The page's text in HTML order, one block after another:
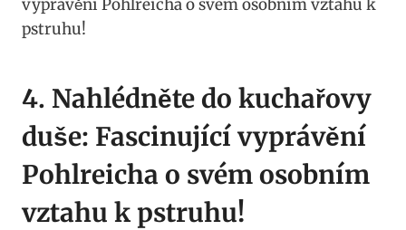
4. Nahlédněte do kuchařovy
duše: Fascinující⁢ vyprávění‍
Pohlreicha o⁢ svém​ osobním
vztahu ‌k ⁣pstruhu!